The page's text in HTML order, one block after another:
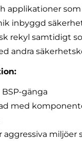
applikationer
inbyggd
rekyl samtidigt
andra
gänga
med
aggressiva